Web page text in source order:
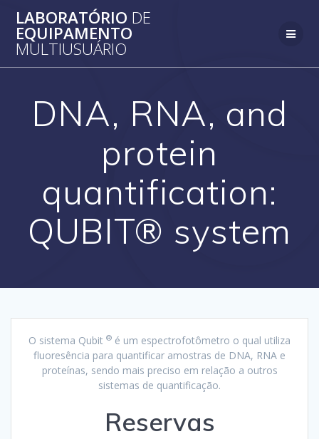
LABORATÓRIO DE
EQUIPAMENTO
MULTIUSUÁRIO
DNA, RNA, and
protein
quantification:
QUBIT® system
O sistema Qubit ®é um espectrofotômetro o qual utiliza
fluoresência para quantificar amostras de DNA, RNA e
proteínas, sendo mais preciso em relação a outros
sistemas de quantificação.
Reservas